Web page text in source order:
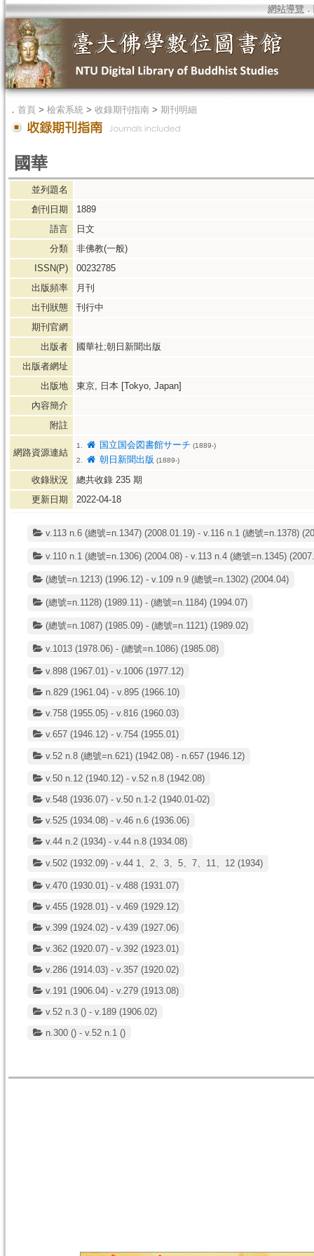
網站導覽 ．
． 首頁 > 檢索系統 > 收錄期刊指南 > 期刊明細
國華
並列題名
創刊日期
1889
語言
日文
分類
非佛教(一般)
ISSN(P)
00232785
出版頻率
月刊
出刊狀態
刊行中
期刊官網
出版者
國華社;朝日新聞出版
出版者網址
出版地
東京, 日本 [Tokyo, Japan]
內容簡介
附註
網路資源連結
1. 国立国会図書館サーチ (1889-)
2.
朝日新聞出版 (1889-)
收錄狀況 總共收錄 235 期
更新日期
2022-04-18
v.113 n.6 (總號=n.1347) (2008.01.19) - v.116 n.1 (總號=n.1378)
v.110 n.1 (總號=n.1306) (2004.08) - v.113 n.4 (總號=n.1345)
(總號=n.1213) (1996.12) - v.109 n.9 (總號=n.1302) (2004.04)
(總號=n.1128) (1989.11) - (總號=n.1184) (1994.07)
(總號=n.1087) (1985.09) - (總號=n.1121) (1989.02)
v.1013 (1978.06) - (總號=n.1086) (1985.08)
v.898 (1967.01) - v.1006 (1977.12)
n.829 (1961.04) - v.895 (1966.10)
v.758 (1955.05) - v.816 (1960.03)
v.657 (1946.12) - v.754 (1955.01)
v.52 n.8 (總號=n.621) (1942.08) - n.657 (1946.12)
v.50 n.12 (1940.12) - v.52 n.8 (1942.08)
v.548 (1936.07) - v.50 n.1-2 (1940.01-02)
v.525 (1934.08) - v.46 n.6 (1936.06)
v.44 n.2 (1934) - v.44 n.8 (1934.08)
v.502 (1932.09) - v.44 1、2、3、5、7、11、12 (1934)
v.470 (1930.01) - v.488 (1931.07)
v.455 (1928.01) - v.469 (1929.12)
v.399 (1924.02) - v.439 (1927.06)
v.362 (1920.07) - v.392 (1923.01)
v.286 (1914.03) - v.357 (1920.02)
v.191 (1906.04) - v.279 (1913.08)
v.52 n.3 () - v.189 (1906.02)
n.300 () - v.52 n.1 ()